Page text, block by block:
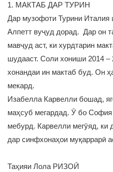
1. МАКТАБ ДАР ТУРИН
Дар музофоти Турини Италия
Алпетт вуҷуд дорад. Дар он
мавҷуд аст, ки хурдтарин
шудааст. Соли хониши 2014
хонандаи ин мактаб буд. Он
мекард.
Изабелла Карвелли бошад,
маҳсуб мегардад. Ӯ бо
мебурд. Карвелли мегӯяд, ки
дар синфхонаҳои муқаррарӣ
Таҳияи Лола РИЗОӢ